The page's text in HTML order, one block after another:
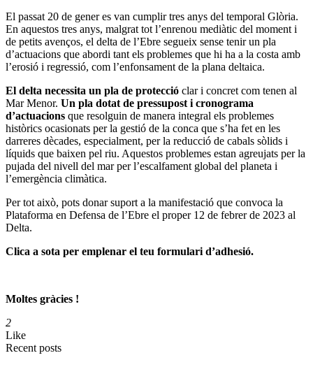
El passat 20 de gener es van cumplir tres anys del temporal Glòria.
En aquestos tres anys, malgrat tot l’enrenou mediàtic del moment i
de petits avenços, el delta de l’Ebre segueix sense tenir un pla
d’actuacions que abordi tant els problemes que hi ha a la costa amb
l’erosió i regressió, com l’enfonsament de la plana deltaica.
El delta necessita un pla de protecció clar i concret com tenen al
Mar Menor. Un pla dotat de pressupost i cronograma
d’actuacions que resolguin de manera integral els problemes
històrics ocasionats per la gestió de la conca que s’ha fet en les
darreres dècades, especialment, per la reducció de cabals sòlids i
líquids que baixen pel riu. Aquestos problemes estan agreujats per la
pujada del nivell del mar per l’escalfament global del planeta i
l’emergència climàtica.
Per tot això, pots donar suport a la manifestació que convoca la
Plataforma en Defensa de l’Ebre el proper 12 de febrer de 2023 al
Delta.
Clica a sota per emplenar el teu formulari d’adhesió.
Moltes gràcies !
2
Like
Recent posts